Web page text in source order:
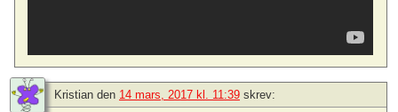
Kristian den 14 mars, 2017 kl. 11:39 skrev: